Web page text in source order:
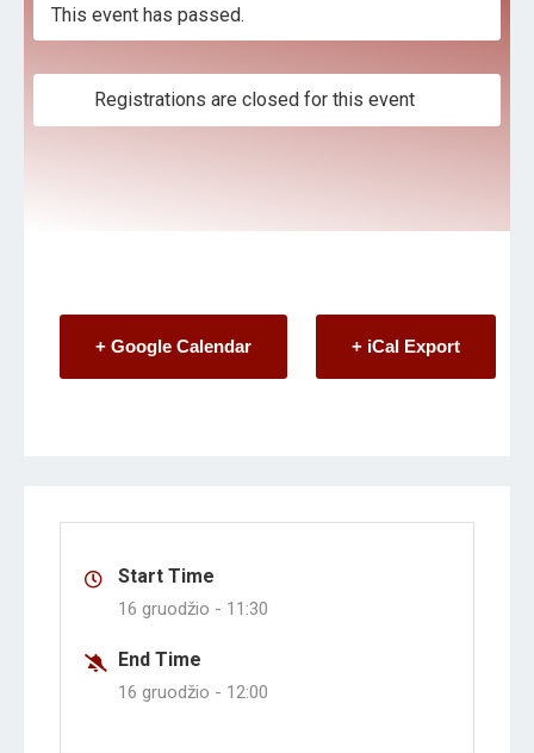
This event has passed.
Registrations are closed for this event
+ Google Calendar + iCal Export
Start Time
16 gruodžio - 11:30
End Time
16 gruodžio - 12:00